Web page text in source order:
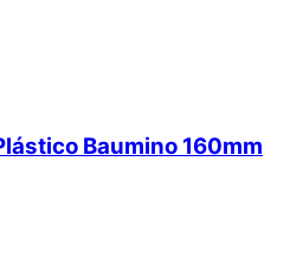
Baumino 160mm